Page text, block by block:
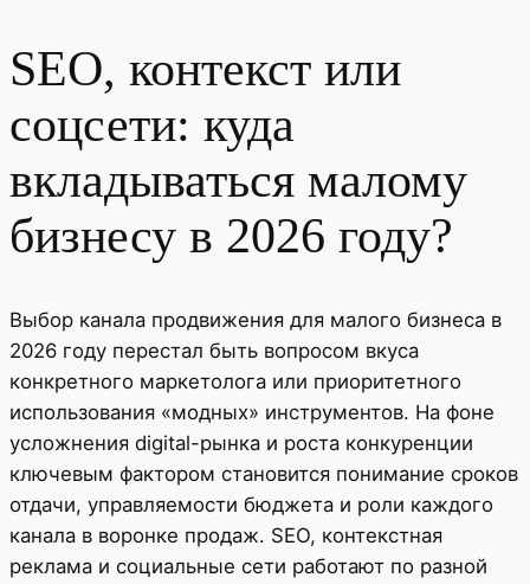
SEO, контекст или
соцсети: куда
вкладываться малому
бизнесу в 2026 году?
Выбор канала продвижения для малого бизнеса в
2026 году перестал быть вопросом вкуса
конкретного маркетолога или приоритетного
использования «модных» инструментов. На фоне
усложнения digital-рынка и роста конкуренции
ключевым фактором становится понимание сроков
отдачи, управляемости бюджета и роли каждого
канала в воронке продаж. SEO, контекстная
реклама и социальные сети работают по разной